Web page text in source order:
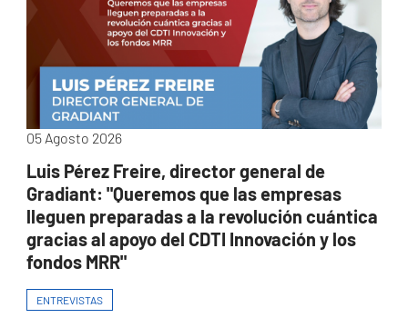
05 Agosto 2026
Luis Pérez Freire, director general de
Gradiant: "Queremos que las empresas
lleguen preparadas a la revolución cuántica
gracias al apoyo del CDTI Innovación y los
fondos MRR"
ENTREVISTAS